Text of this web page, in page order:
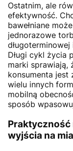
Ostatnim, ale
efektywność.
bawełniane
jednorazowe
Długi cykl życia
marki sprawiają,
konsumenta jest
wielu innych
mobilną
sposób
Praktyczność
wyjścia na